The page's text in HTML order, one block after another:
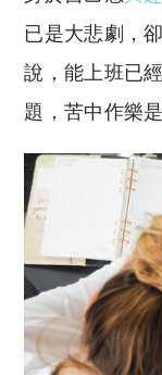
已是大悲劇，
說，能上班已
題，苦中作樂